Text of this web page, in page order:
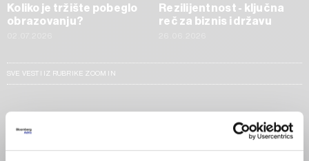
Koliko je tržište pobeglo
obrazovanju?
Rezilijentnost - ključna
reč za biznis i državu
SVE VESTI IZ RUBRIKE ZOOM IN
Businessweek Adria
Korisnici GLP-1 lijekova mršave,